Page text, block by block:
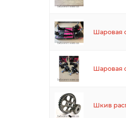
Шаровая
Шаровая
Шкив